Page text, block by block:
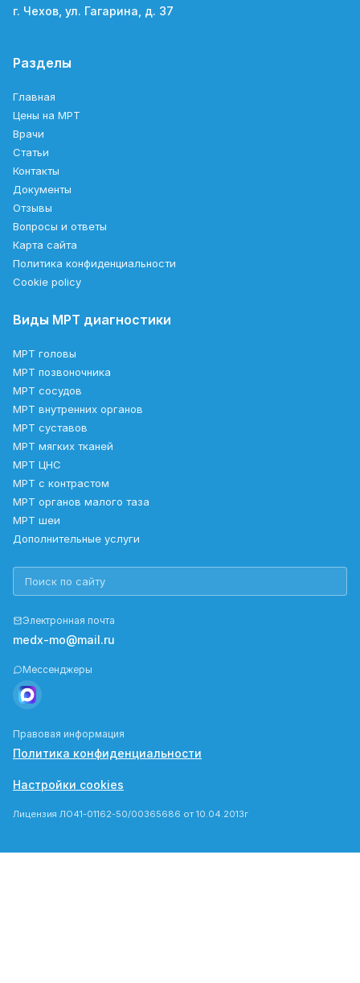
г. Чехов, ул. Гагарина, д. 37
Разделы
Главная
Цены на МРТ
Врачи
Статьи
Контакты
Документы
Отзывы
Вопросы и ответы
Карта сайта
Политика конфиденциальности
Cookie policy
Виды МРТ диагностики
МРТ головы
МРТ позвоночника
МРТ сосудов
МРТ внутренних органов
МРТ суставов
МРТ мягких тканей
МРТ ЦНС
МРТ с контрастом
МРТ органов малого таза
МРТ шеи
Дополнительные услуги
Электронная почта
medx-mo@mail.ru
Мессенджеры
Правовая информация
Политика конфиденциальности
Настройки cookies
Лицензия ЛО41-01162-50/00365686 от 10.04.2013г